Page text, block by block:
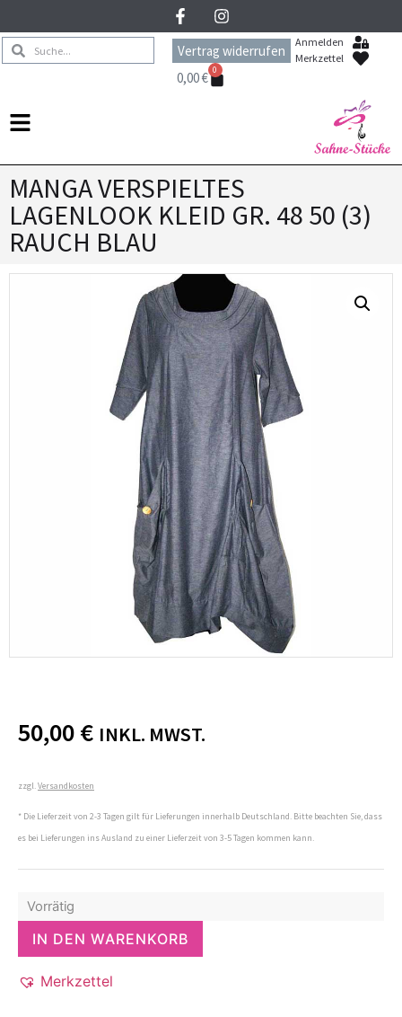
Vertrag widerrufen
Anmelden
Merkzettel
0,00€ 0
MANGA VERSPIELTES
LAGENLOOK KLEID GR. 48 50 (3)
RAUCH BLAU
50,00€ INKL. MWST.
zzgl.Versandkosten
* Die Lieferzeit von 2-3 Tagen gilt für Lieferungen innerhalb Deutschland. Bitte beachten Sie, dass
es bei Lieferungen ins Ausland zu einer Lieferzeit von 3-5 Tagen kommen kann.
Vorrätig
IN DEN WARENKORB
Merkzettel